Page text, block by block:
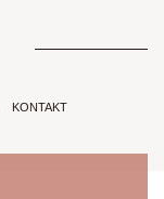
KONTAKT